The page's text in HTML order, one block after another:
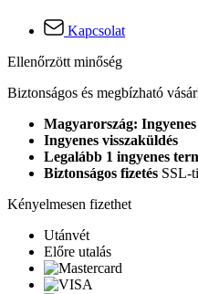
Kapcsolat
Ellenőrzött minőség
Biztonságos és megbízható
Magyarország:
Ingyenes visszaküldés
Legalább 1 ingyenes
Biztonságos fizetés SSL-
Kényelmesen fizethet
Utánvét
Előre utalás